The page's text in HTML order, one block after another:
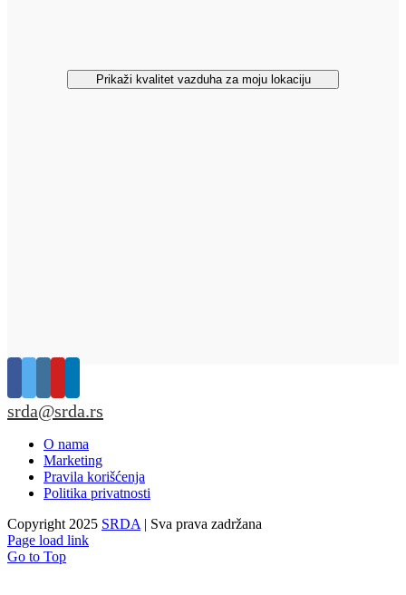
Prikaži kvalitet vazduha za moju lokaciju
srda@srda.rs
O nama
Marketing
Pravila korišćenja
Politika privatnosti
Copyright 2025 SRDA | Sva prava zadržana
Page load link
Go to Top